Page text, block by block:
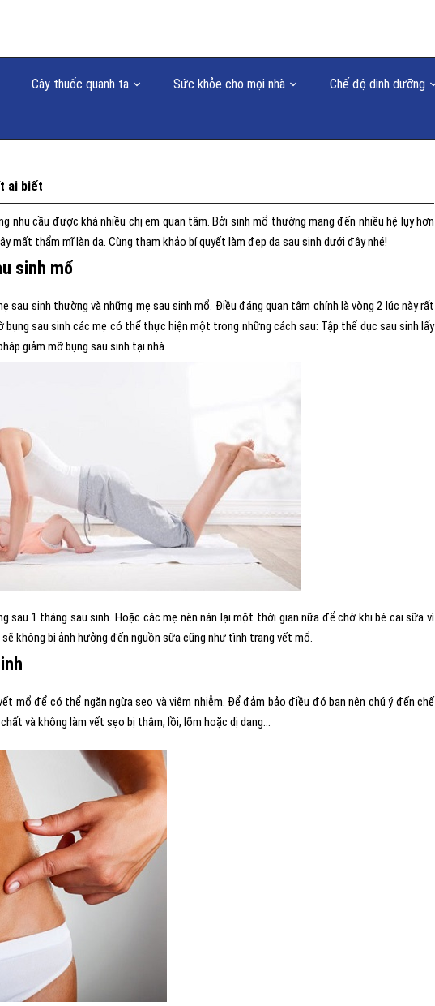
Cây thuốc quanh ta Sức khỏe cho mọi nhà Chế độ dinh dưỡng
ai biết
nhu cầu được khá nhiều chị em quan tâm. Bởi sinh mổ thường mang đến nhiều hệ lụy hơn
mất thẩm mĩ làn da. Cùng tham khảo bí quyết làm đẹp da sau sinh dưới đây nhé!
sinh mổ
sau sinh thường và những mẹ sau sinh mổ. Điều đáng quan tâm chính là vòng 2 lúc này rất
sau sinh các mẹ có thể thực hiện một trong những cách sau: Tập thể dục sau sinh lấy
giảm mỡ bụng sau sinh tại nhà.
sau 1 tháng sau sinh. Hoặc các mẹ nên nán lại một thời gian nữa để chờ khi bé cai sữa vì
không bị ảnh hưởng đến nguồn sữa cũng như tình trạng vết mổ.
mổ để có thể ngăn ngừa sẹo và viêm nhiễm. Để đảm bảo điều đó bạn nên chú ý đến chế
và không làm vết sẹo bị thâm, lồi, lõm hoặc dị dạng…